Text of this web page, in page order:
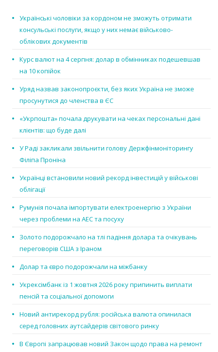
Українські чоловіки за кордоном не зможуть отримати
консульські послуги, якщо у них немає військово-
облікових документів
Курс валют на 4 серпня: долар в обмінниках подешевшав
на 10 копійок
Уряд назвав законопроєкти, без яких Україна не зможе
просунутися до членства в ЄС
«Укрпошта» почала друкувати на чеках персональні дані
клієнтів: що буде далі
У Раді закликали звільнити голову Держфінмоніторингу
Філіпа Проніна
Українці встановили новий рекорд інвестицій у військові
облігації
Румунія почала імпортувати електроенергію з України
через проблеми на АЕС та посуху
Золото подорожчало на тлі падіння долара та очікувань
переговорів США з Іраном
Долар та євро подорожчали на міжбанку
Укрексімбанк із 1 жовтня 2026 року припинить виплати
пенсій та соціальної допомоги
Новий антирекорд рубля: російська валюта опинилася
серед головних аутсайдерів світового ринку
В Європі запрацював новий Закон щодо права на ремонт